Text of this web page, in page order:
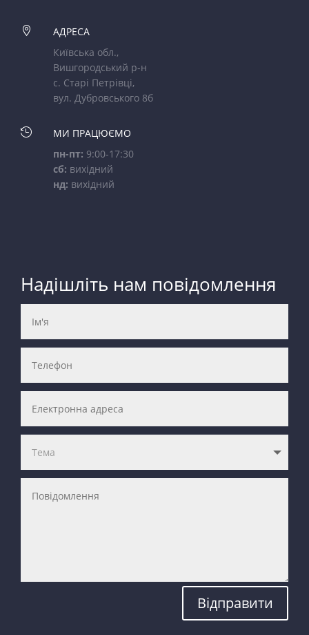

АДРЕСА
Київська обл.,
Вишгородський р-н
с. Старі Петрівці,
вул. Дубровського 8б

МИ ПРАЦЮЄМО
пн-пт: 9:00-17:30
сб: вихідний
нд: вихідний
Надішліть нам повідомлення
Відправити